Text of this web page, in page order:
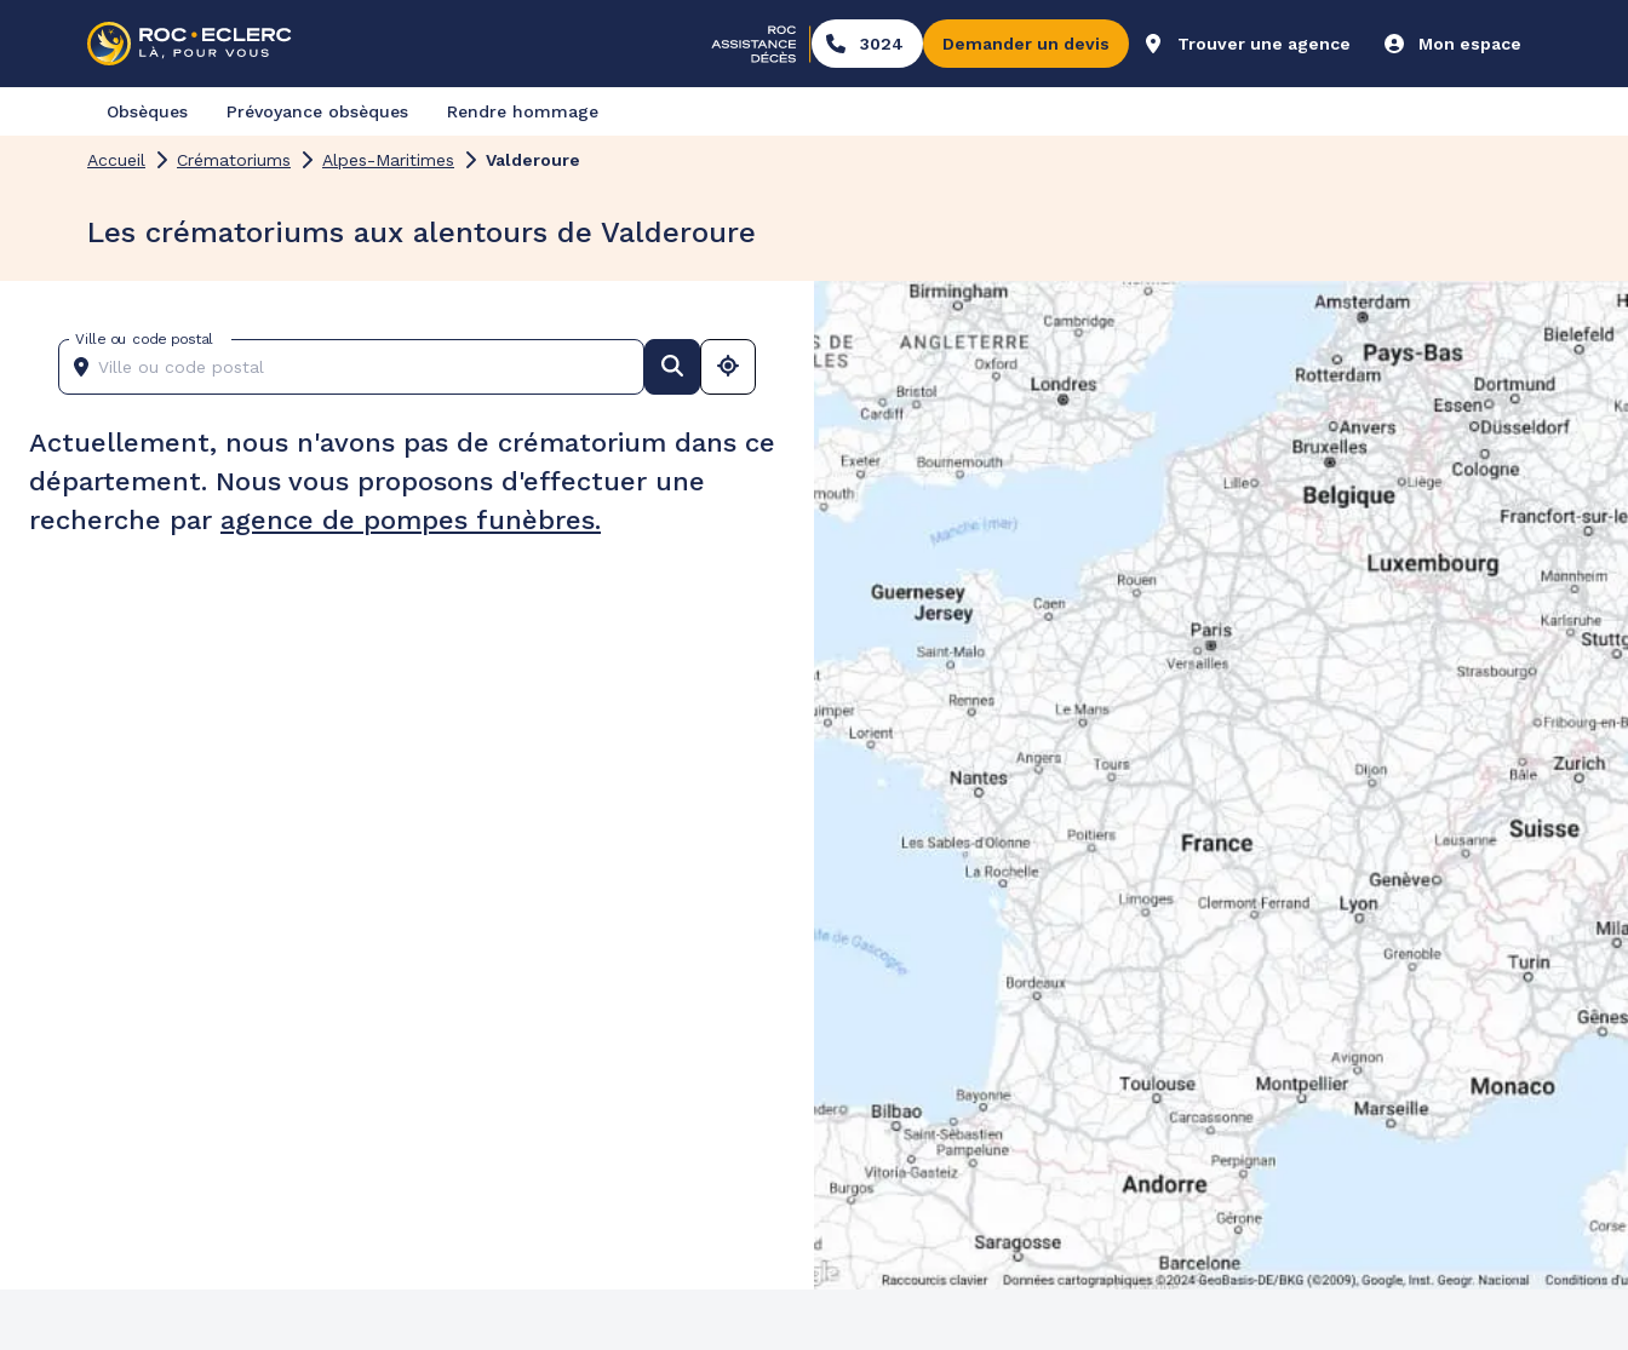
3024 Demander un devis Trouver une agence Mon espace
Obsèques Prévoyance obsèques Rendre hommage
Accueil Crématoriums Alpes-Maritimes Valderoure
Les crématoriums aux alentours de Valderoure
Ville ou code postal
Actuellement, nous n'avons pas de crématorium dans ce
département. Nous vous proposons d'effectuer une
recherche par agence de pompes funèbres.